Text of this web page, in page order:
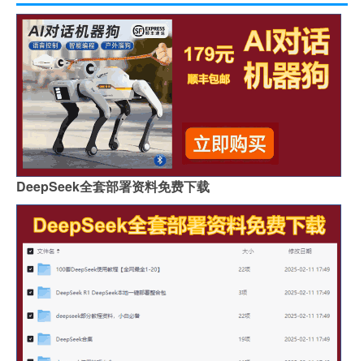
DeepSeek全套部署资料免费下载